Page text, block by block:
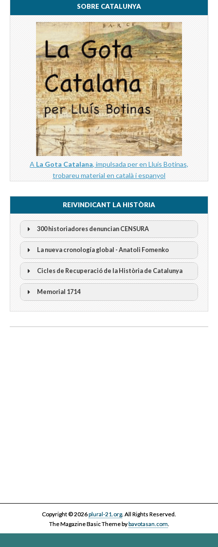
SOBRE CATALUNYA
A La Gota Catalana, impulsada per en Lluís Botinas,
trobareu material en català i espanyol
REIVINDICANT LA HISTÒRIA
300 historiadores denuncian CENSURA
300 Historiadors denuncien al “Gobierno Español” per la
censura
La nueva cronología global - Anatoli Fomenko
Cicles de Recuperació de la Història de Catalunya
I Cicle Història i Censura
II Cicle Història i Censura
Memorial 1714
Copyright © 2026plural-21.org. All Rights Reserved.
The Magazine Basic Theme bybavotasan.com.